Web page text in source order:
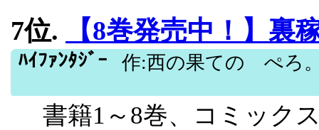
であった。 背中に緋牡
たのやんちゃな渡世を送
と魔法の世界」に転生し
7位. 【8巻発売中！】裏稼業転生～
ﾊｲﾌｧﾝﾀｼﾞｰ 作:西の果ての ぺろ
書籍1～8巻、コミック